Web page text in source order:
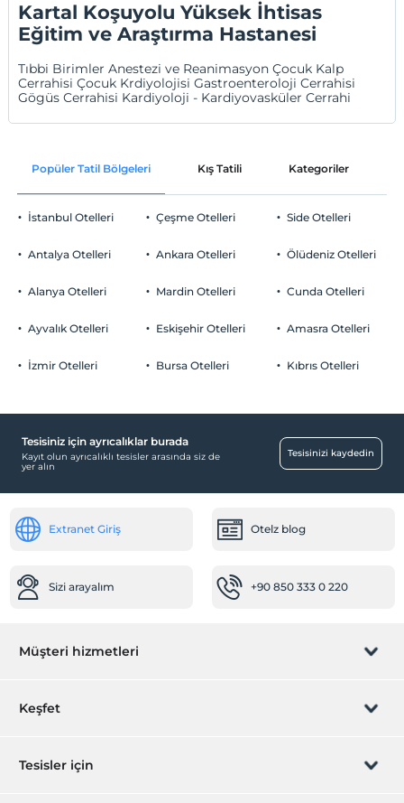
Kartal Koşuyolu Yüksek İhtisas
Eğitim ve Araştırma Hastanesi
Tıbbi Birimler Anestezi ve Reanimasyon Çocuk Kalp
Cerrahisi Çocuk Krdiyolojisi Gastroenteroloji Cerrahisi
Gögüs Cerrahisi Kardiyoloji - Kardiyovasküler Cerrahi
Popüler Tatil Bölgeleri Kış Tatili Kategoriler
İstanbul Otelleri
Antalya Otelleri
Alanya Otelleri
Ayvalık Otelleri
İzmir Otelleri
Çeşme Otelleri
Ankara Otelleri
Mardin Otelleri
Eskişehir Otelleri
Bursa Otelleri
Side Otelleri
Ölüdeniz Otelleri
Cunda Otelleri
Amasra Otelleri
Kıbrıs Otelleri
Tesisiniz için ayrıcalıklar burada
Kayıt olun ayrıcalıklı tesisler arasında siz de
yer alın
Tesisinizi kaydedin
Extranet Giriş Otelz blog
Sizi arayalım +90 850 333 0 220
Müşteri hizmetleri
Rezervasyon yönet
Keşfet
Hediye Kart
Tesisler için